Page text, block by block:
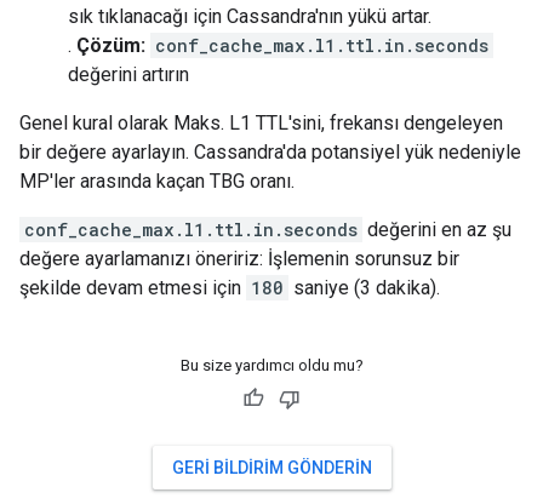
sık tıklanacağı için Cassandra'nın yükü artar.
. Çözüm: conf_cache_max.l1.ttl.in.seconds
değerini artırın
Genel kural olarak Maks. L1 TTL'sini, frekansı dengeleyen
bir değere ayarlayın. Cassandra'da potansiyel yük nedeniyle
MP'ler arasında kaçan TBG oranı.
conf_cache_max.l1.ttl.in.seconds değerini en az şu
değere ayarlamanızı öneririz: İşlemenin sorunsuz bir
şekilde devam etmesi için 180 saniye (3 dakika).
Bu size yardımcı oldu mu?
GERI BILDIRIM GÖNDERIN